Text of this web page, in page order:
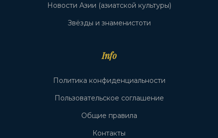
Новости Азии (азиатской культуры)
Звёзды и знаменистоти
Info
Политика конфиденциальности
Пользовательское соглашение
Общие правила
Контакты